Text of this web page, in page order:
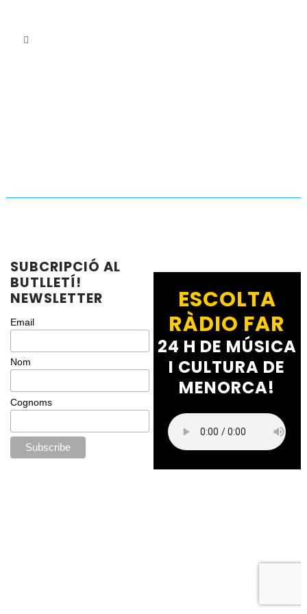
SUBCRIPCIÓ AL
BUTLLETÍ!
NEWSLETTER
Email
Nom
Cognoms
ESCOLTA
RÀDIO FAR
24 H DE MÚSICA
I CULTURA DE
MENORCA!